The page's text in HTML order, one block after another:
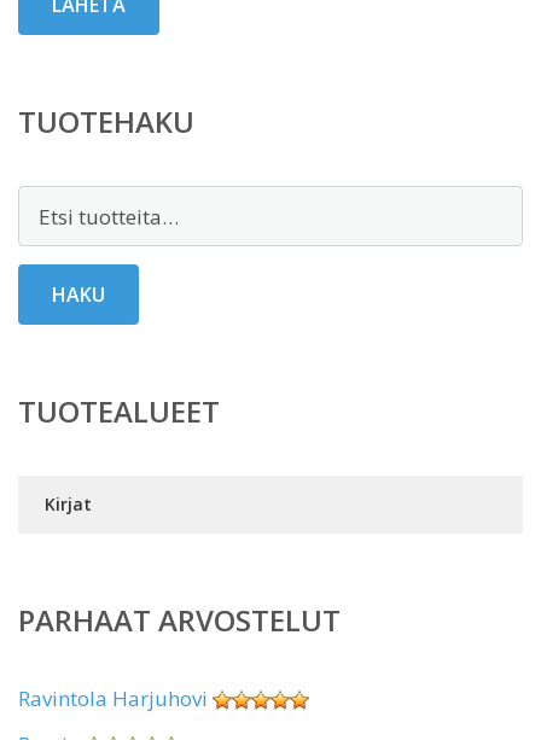
TUOTEHAKU
HAKU
TUOTEALUEET
Kirjat
PARHAAT ARVOSTELUT
Ravintola Harjuhovi